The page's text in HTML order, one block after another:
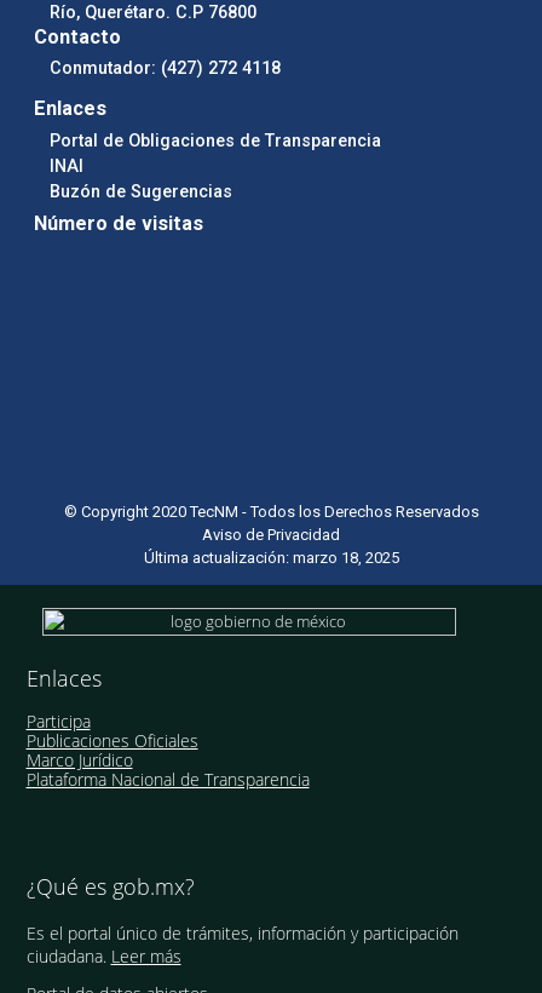
Río, Querétaro. C.P 76800
Contacto
Conmutador: (427) 272 4118
Enlaces
Portal de Obligaciones de Transparencia
INAI
Buzón de Sugerencias
Número de visitas
© Copyright 2020 TecNM - Todos los Derechos Reservados
Aviso de Privacidad
Última actualización: marzo 18, 2025
Enlaces
Participa
Publicaciones Oficiales
Marco Jurídico
Plataforma Nacional de Transparencia
¿Qué es gob.mx?
Es el portal único de trámites, información y participación
ciudadana. Leer más